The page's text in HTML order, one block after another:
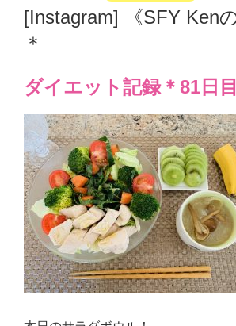
[Instagram] 《SFY Ken
＊
ダイエット記録＊81日